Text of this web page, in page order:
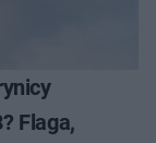
Flaga,